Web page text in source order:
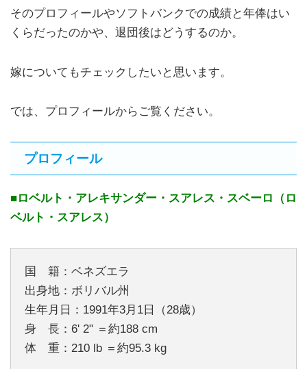
そのプロフィールやソフトバンクでの成績と年俸はい
くらだったのかや、退団後はどうするのか。
嫁についてもチェックしたいと思います。
では、プロフィールからご覧ください。
プロフィール
■ロベルト・アレキサンダー・スアレス・スベーロ（ロ
ベルト・スアレス）
国 籍：ベネズエラ
出身地：ボリバル州
生年月日：1991年3月1日（28歳）
身 長：6' 2" ＝約188 cm
体 重：210 lb ＝約95.3 kg